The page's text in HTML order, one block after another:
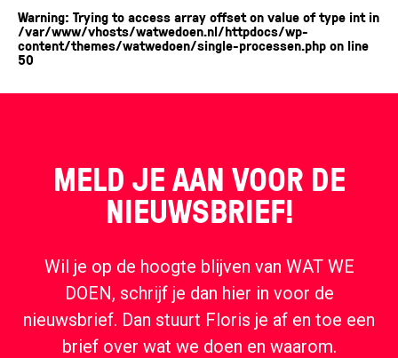
Warning: Trying to access array offset on value of type int in
/var/www/vhosts/watwedoen.nl/httpdocs/wp-
content/themes/watwedoen/single-processen.phpon line
50
MELD JE AAN VOOR DE
NIEUWSBRIEF!
Wil je op de hoogte blijven van WAT WE
DOEN, schrijf je dan hier in voor de
nieuwsbrief. Dan stuurt Floris je af en toe een
brief over wat we doen en waarom.